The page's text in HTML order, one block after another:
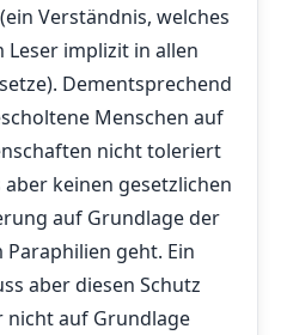
Verständnis, welches
Leser implizit in allen
Dementsprechend
Menschen auf
nicht toleriert
keinen gesetzlichen
auf Grundlage der
geht. Ein
aber diesen Schutz
nicht auf Grundlage